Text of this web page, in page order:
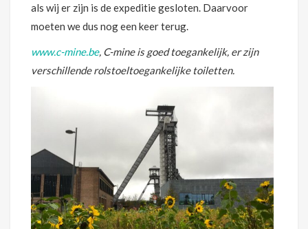
als wij er zijn is de expeditie gesloten. Daarvoor
moeten we dus nog een keer terug.
www.c-mine.be, C-mine is goed toegankelijk, er zijn
verschillende rolstoeltoegankelijke toiletten.